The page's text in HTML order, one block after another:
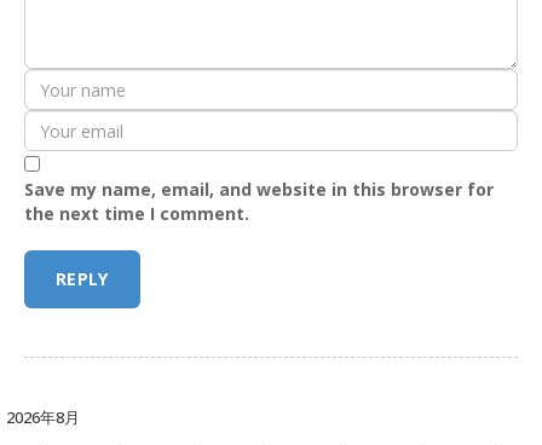
Save my name, email, and website in this browser for
the next time I comment.
2026年8月